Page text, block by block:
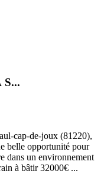
S...
cap-de-joux (81220),
belle opportunité pour
dans un environnement
à bâtir 32000€ ...